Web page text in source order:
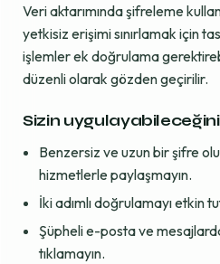
Veri aktarımında şifreleme
yetkisiz erişimi sınırlamak için
işlemler ek doğrulama
düzenli olarak gözden geçirilir.
Sizin
Benzersiz ve uzun bir şifre
hizmetlerle paylaşmayın.
İki adımlı doğrulamayı etkin
Şüpheli e-posta ve
tıklamayın.